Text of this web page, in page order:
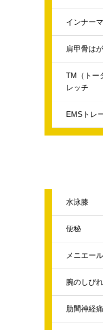
インナー
肩甲骨は
TM（トー
レッチ
EMSトレ
水泳膝
便秘
メニエー
腕のしびれ
肋間神経痛